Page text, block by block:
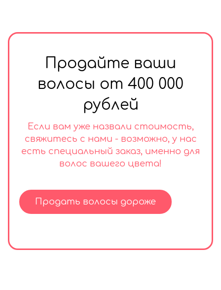
Продайте ваши
волосы от 400 000
рублей
Если вам уже назвали стоимость,
свяжитесь с нами - возможно, у нас
есть специальный заказ, именно для
волос вашего цвета!
Продать волосы дороже